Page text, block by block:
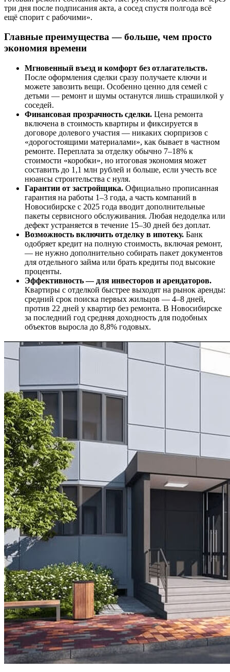
три дня после подписания акта, а сосед спустя полгода всё
ещё спорит с рабочими».
Главные преимущества — больше, чем просто
экономия времени
Мгновенный въезд и комфорт без отлагательств.
После оформления сделки сразу получаете ключи и
можете завозить вещи. Особенно ценно для семей с
детьми — ремонт и шумы останутся лишь страшилкой у
соседей.
Финансовая прозрачность сделки. Цена ремонта
включена в стоимость квартиры и фиксируется в
договоре долевого участия — никаких сюрпризов с
«дорогостоящими материалами», как бывает в частном
ремонте. Переплата за отделку обычно 7–18% к
стоимости «коробки», но итоговая экономия может
составить до 1,1 млн рублей и больше, если учесть все
нюансы строительства с нуля.
Гарантии от застройщика. Официально прописанная
гарантия на работы 1–3 года, а часть компаний в
Новосибирске с 2025 года вводит дополнительные
пакеты сервисного обслуживания. Любая недоделка или
дефект устраняется в течение 15–30 дней без доплат.
Возможность включить отделку в ипотеку. Банк
одобряет кредит на полную стоимость, включая ремонт,
— не нужно дополнительно собирать пакет документов
для отдельного займа или брать кредиты под высокие
проценты.
Эффективность — для инвесторов и арендаторов.
Квартиры с отделкой быстрее выходят на рынок аренды:
средний срок поиска первых жильцов — 4–8 дней,
против 22 дней у квартир без ремонта. В Новосибирске
за последний год средняя доходность для подобных
объектов выросла до 8,8% годовых.